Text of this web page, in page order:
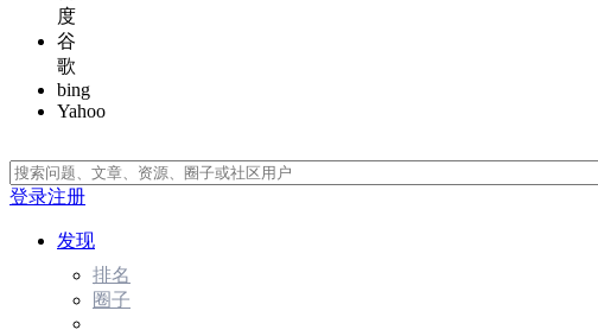
度
谷
歌
bing
Yahoo
登录注册
发现
排名
圈子